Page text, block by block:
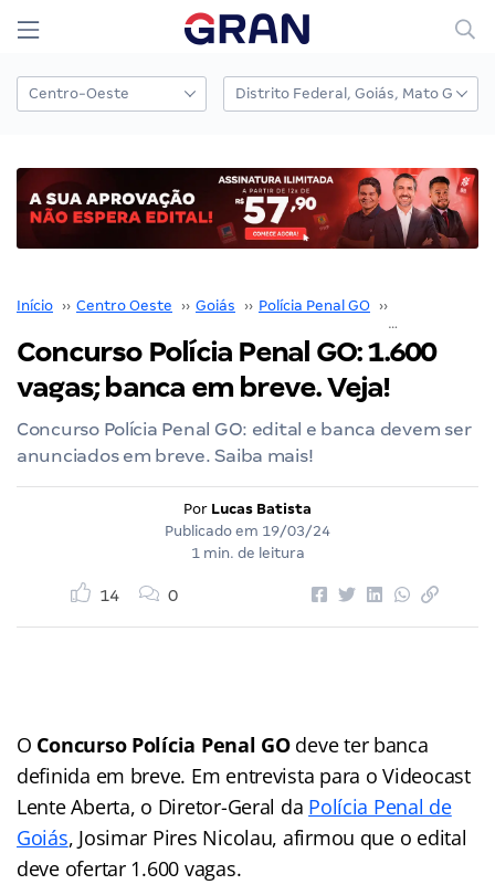
Início ›› Centro Oeste ›› Goiás ›› Polícia Penal GO ››
Concurso Polícia Penal GO: 1.600
vagas; banca em breve. Veja!
Concurso Polícia Penal GO: edital e banca devem ser
anunciados em breve. Saiba mais!
Por Lucas Batista
Publicado em 19/03/24
1 min. de leitura
14 0
O Concurso Polícia Penal GOdeve ter banca
definida em breve. Em entrevista para o Videocast
Lente Aberta, o Diretor-Geral da Polícia Penal de
Goiás, Josimar Pires Nicolau, afirmou que o edital
deve ofertar 1.600 vagas.